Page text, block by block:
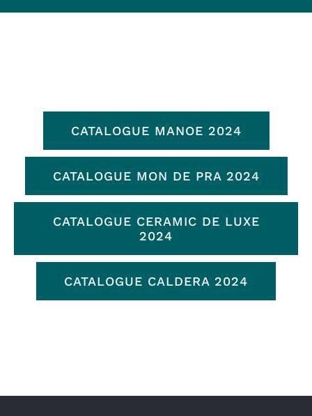
CATALOGUE MANOE 2024
CATALOGUE MON DE PRA 2024
CATALOGUE CERAMIC DE LUXE
2024
CATALOGUE CALDERA 2024